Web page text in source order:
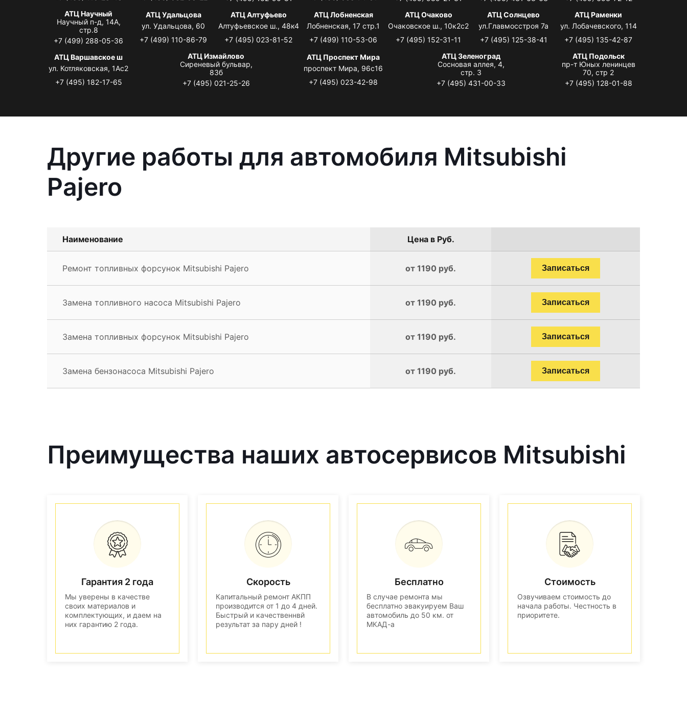
АТЦ Научный
Научный п-д, 14А,
стр.8
+7 (499) 288-05-36
АТЦ Удальцова
ул. Удальцова, 60
+7 (499) 110-86-79
АТЦ Алтуфьево
Алтуфьевское ш., 48к4
+7 (495) 023-81-52
АТЦ Лобненская
Лобненская, 17 стр.1
+7 (499) 110-53-06
АТЦ Очаково
Очаковское ш., 10к2с2
+7 (495) 152-31-11
АТЦ Солнцево
ул.Главмосстроя 7а
+7 (495) 125-38-41
АТЦ Раменки
ул. Лобачевского, 114
+7 (495) 135-42-87
АТЦ Варшавское ш
ул. Котляковская, 1Ас2
+7 (495) 182-17-65
АТЦ Измайлово
Сиреневый бульвар,
83б
+7 (495) 021-25-26
АТЦ Проспект Мира
проспект Мира, 96с16
+7 (495) 023-42-98
АТЦ Зеленоград
Сосновая аллея, 4,
стр. 3
+7 (495) 431-00-33
АТЦ Подольск
пр-т Юных ленинцев
70, стр 2
+7 (495) 128-01-88
Другие работы для автомобиля Mitsubishi
Pajero
Наименование Цена в Руб.
Ремонт топливных форсунок Mitsubishi Pajero от 1190 руб. Записаться
Замена топливного насоса Mitsubishi Pajero от 1190 руб. Записаться
Замена топливных форсунок Mitsubishi Pajero от 1190 руб. Записаться
Замена бензонасоса Mitsubishi Pajero от 1190 руб. Записаться
Преимущества наших автосервисов Mitsubishi
Гарантия 2 года
Мы уверены в качестве
своих материалов и
комплектующих, и даем на
них гарантию 2 года.
Скорость
Капитальный ремонт АКПП
производится от 1 до 4 дней.
Быстрый и качественнвй
результат за пару дней !
Бесплатно
В случае ремонта мы
бесплатно эвакуируем Ваш
автомобиль до 50 км. от
МКАД-а
Стоимость
Озвучиваем стоимость до
начала работы. Честность в
приоритете.